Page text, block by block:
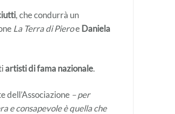
, che condurrà un
La Terra di PieroeDaniela
artisti di fama nazionale.
dell’Associazione – per
e consapevole è quella che